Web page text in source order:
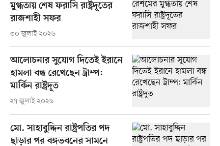
মুগ্ধতায় শেষ ফরাসি রাষ্ট্রদূতের
রাজশাহী সফর
৩০ জুলাই ২০২৬
আলোচনার সুযোগ দিতেই ইরানে
হামলা বন্ধ রেখেছেন ট্রাম্প:
মার্কিন রাষ্ট্রদূত
২৭ জুলাই ২০২৬
মো. সাহাবুদ্দিন রাষ্ট্রপতির পদ
ছাড়ার পর বঙ্গভবনের সামনে